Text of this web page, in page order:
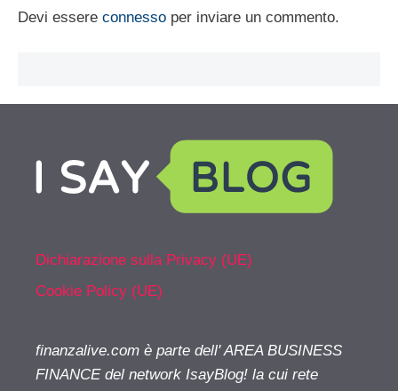
Devi essere connesso per inviare un commento.
Dichiarazione sulla Privacy (UE)
Cookie Policy (UE)
finanzalive.com è parte dell' AREA BUSINESS
FINANCE del network IsayBlog! la cui rete